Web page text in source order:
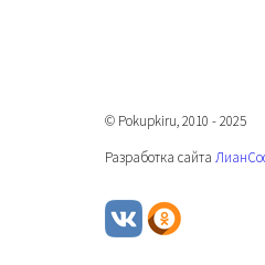
© Pokupkiru, 2010 - 2025
Разработка сайта